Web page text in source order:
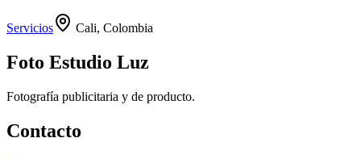
Servicios Cali, Colombia
Foto Estudio Luz
Fotografía publicitaria y de producto.
Contacto